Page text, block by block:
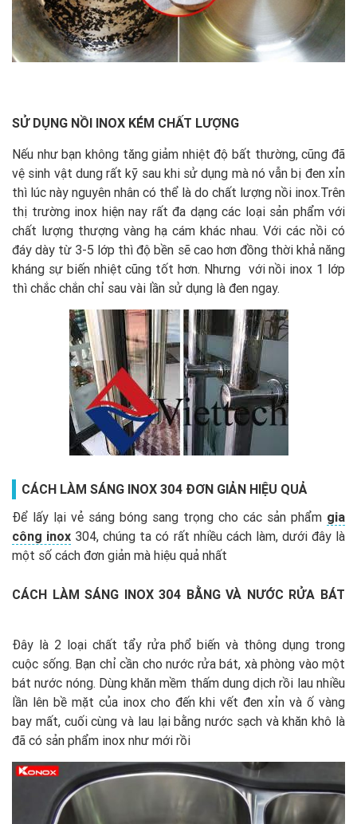
SỬ DỤNG NỒI INOX KÉM CHẤT LƯỢNG
Nếu như bạn không tăng giảm nhiệt độ bất thường, cũng đã
vệ sinh vật dung rất kỹ sau khi sử dụng mà nó vẫn bị đen xỉn
thì lúc này nguyên nhân có thể là do chất lượng nồi inox.Trên
thị trường inox hiện nay rất đa dạng các loại sản phẩm với
chất lượng thượng vàng hạ cám khác nhau. Với các nồi có
đáy dày từ 3-5 lớp thì độ bền sẽ cao hơn đồng thời khả năng
kháng sự biến nhiệt cũng tốt hơn. Nhưng với nồi inox 1 lớp
thì chắc chắn chỉ sau vài lần sử dụng là đen ngay.
CÁCH LÀM SÁNG INOX 304 ĐƠN GIẢN HIỆU QUẢ
Để lấy lại vẻ sáng bóng sang trọng cho các sản phẩm gia
công inox 304, chúng ta có rất nhiều cách làm, dưới đây là
một số cách đơn giản mà hiệu quả nhất
CÁCH LÀM SÁNG INOX 304 BẰNG VÀ NƯỚC RỬA BÁT
Đây là 2 loại chất tẩy rửa phổ biến và thông dụng trong
cuộc sống. Bạn chỉ cần cho nước rửa bát, xà phòng vào một
bát nước nóng. Dùng khăn mềm thấm dung dịch rồi lau nhiều
lần lên bề mặt của inox cho đến khi vết đen xỉn và ố vàng
bay mất, cuối cùng và lau lại bằng nước sạch và khăn khô là
đã có sản phẩm inox như mới rồi